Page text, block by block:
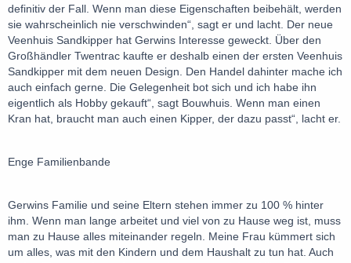
definitiv der Fall. Wenn man diese Eigenschaften beibehält, werden
sie wahrscheinlich nie verschwinden“, sagt er und lacht. Der neue
Veenhuis Sandkipper hat Gerwins Interesse geweckt. Über den
Großhändler Twentrac kaufte er deshalb einen der ersten Veenhuis
Sandkipper mit dem neuen Design. Den Handel dahinter mache ich
auch einfach gerne. Die Gelegenheit bot sich und ich habe ihn
eigentlich als Hobby gekauft“, sagt Bouwhuis. Wenn man einen
Kran hat, braucht man auch einen Kipper, der dazu passt“, lacht er.
Enge Familienbande
Gerwins Familie und seine Eltern stehen immer zu 100 % hinter
ihm. Wenn man lange arbeitet und viel von zu Hause weg ist, muss
man zu Hause alles miteinander regeln. Meine Frau kümmert sich
um alles, was mit den Kindern und dem Haushalt zu tun hat. Auch